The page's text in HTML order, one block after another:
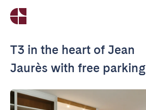
T3 in the heart of Jean
Jaurès with free parking